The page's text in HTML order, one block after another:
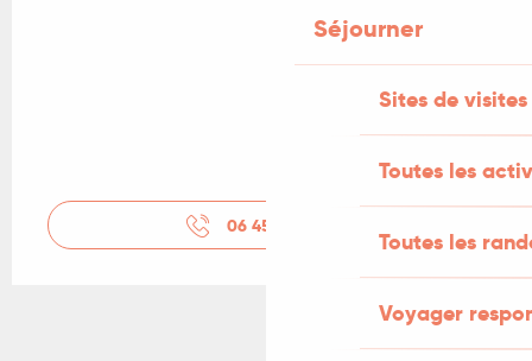
Séjourner
Sites de visites
Toutes les
Toutes les
Voyager
06 45 78 74